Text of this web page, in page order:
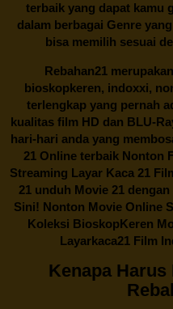
terbaik yang dapat kamu
dalam berbagai Genre
bisa memilih sesuai
Rebahan21
bioskopkeren, indoxxi,
terlengkap yang pernah
kualitas film HD dan BLU-
hari-hari anda yang
21 Online terbaik Nonton
Streaming Layar Kaca 21
21 unduh Movie 21
Sini! Nonton Movie Online
Koleksi BioskopKeren
Layarkaca21 Film
Kenapa